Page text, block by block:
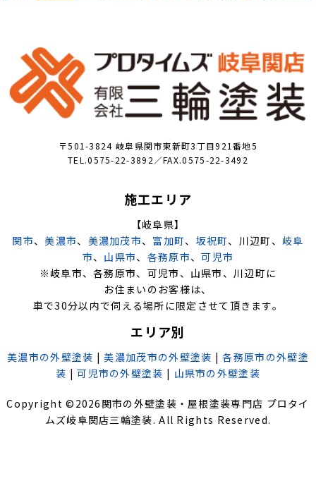
〒501-3824 岐阜県関市東新町3丁目921番地5
TEL.0575-22-3892／FAX.0575-22-3492
施工エリア
【岐阜県】
関市、美濃市、 美濃加茂市、 富加町、 坂祝町、川辺町、 岐阜
市、 山県市、 各務原市、可児市
※岐阜市、各務原市、可児市、山県市、川辺町に
お住まいのお客様は、
車で30分以内で伺える場所に限定させて頂きます。
エリア別
美濃市の外壁塗装 |美濃加茂市の外壁塗装 |各務原市の外壁塗
装 |可児市の外壁塗装 | 山県市の外壁塗装
Copyright © 2026 関市の外壁塗装・屋根塗装専門店 プロタイ
ムズ岐阜関店三輪塗装. All Rights Reserved.